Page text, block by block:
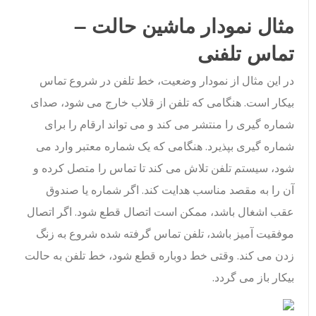
مثال نمودار ماشین حالت –
تماس تلفنی
در این مثال از نمودار وضعیت، خط تلفن در شروع تماس
بیکار است. هنگامی که تلفن از قلاب خارج می شود، صدای
شماره گیری را منتشر می کند و می تواند ارقام را برای
شماره گیری بپذیرد. هنگامی که یک شماره معتبر وارد می
شود، سیستم تلفن تلاش می کند تا تماس را متصل کرده و
آن را به مقصد مناسب هدایت کند. اگر شماره یا صندوق
عقب اشغال باشد، ممکن است اتصال قطع شود. اگر اتصال
موفقیت آمیز باشد، تلفن تماس گرفته شده شروع به زنگ
زدن می کند. وقتی خط دوباره قطع شود، خط تلفن به حالت
بیکار باز می گردد.